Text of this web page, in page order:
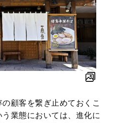
顧客を繋ぎ止めておくこ
業態においては、進化に